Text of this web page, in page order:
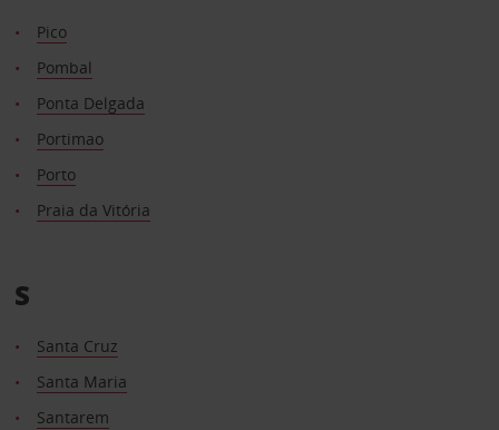
Pico
Pombal
Ponta Delgada
Portimao
Porto
Praia da Vitória
S
Santa Cruz
Santa Maria
Santarem